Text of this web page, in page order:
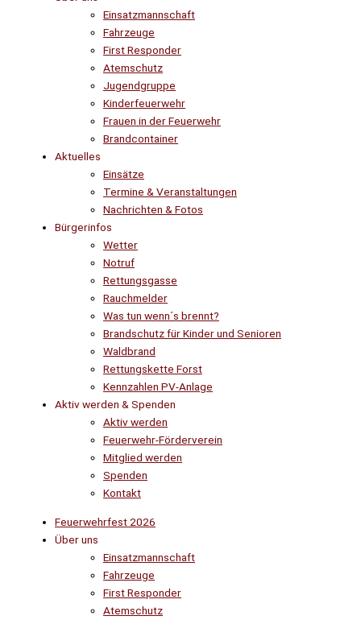
Einsatzmannschaft
Fahrzeuge
First Responder
Atemschutz
Jugendgruppe
Kinderfeuerwehr
Frauen in der Feuerwehr
Brandcontainer
Aktuelles
Einsätze
Termine & Veranstaltungen
Nachrichten & Fotos
Bürgerinfos
Wetter
Notruf
Rettungsgasse
Rauchmelder
Was tun wenn´s brennt?
Brandschutz für Kinder und Senioren
Waldbrand
Rettungskette Forst
Kennzahlen PV-Anlage
Aktiv werden & Spenden
Aktiv werden
Feuerwehr-Förderverein
Mitglied werden
Spenden
Kontakt
Feuerwehrfest 2026
Über uns
Einsatzmannschaft
Fahrzeuge
First Responder
Atemschutz